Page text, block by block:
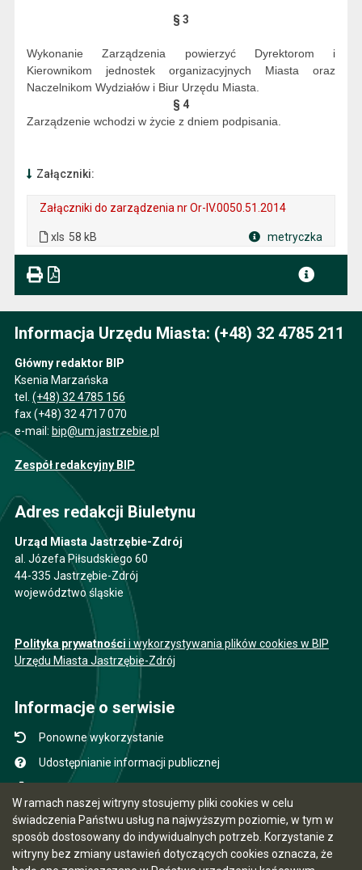
W ramach naszej witryny stosujemy pliki cookies w celu
świadczenia Państwu usług na najwyższym poziomie, w tym w
sposób dostosowany do indywidualnych potrzeb. Korzystanie z
witryny bez zmiany ustawień dotyczących cookies oznacza, że
§ 3
Wykonanie Zarządzenia powierzyć Dyrektorom i
Kierownikom jednostek organizacyjnych Miasta oraz
Naczelnikom Wydziałów i Biur Urzędu Miasta.
§ 4
Zarządzenie wchodzi w życie z dniem podpisania.
Załączniki:
Załączniki do zarządzenia nr Or-IV.0050.51.2014
xls 58 kB metryczka
Informacja Urzędu Miasta: (+48) 32 4785 211
Główny redaktor BIP
Ksenia Marzańska
tel. (+48) 32 4785 156
fax (+48) 32 4717 070
e-mail: bip@um.jastrzebie.pl
Zespół redakcyjny BIP
Adres redakcji Biuletynu
Urząd Miasta Jastrzębie-Zdrój
al. Józefa Piłsudskiego 60
44-335 Jastrzębie-Zdrój
województwo śląskie
Polityka prywatności i wykorzystywania plików cookies w BIP
Urzędu Miasta Jastrzębie-Zdrój
Informacje o serwisie
Ponowne wykorzystanie
Udostępnianie informacji publicznej
Instrukcja obsługi
Statystyki oglądalności
Ostatnio dodane